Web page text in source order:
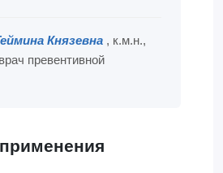
Князевна , к.м.н.,
превентивной